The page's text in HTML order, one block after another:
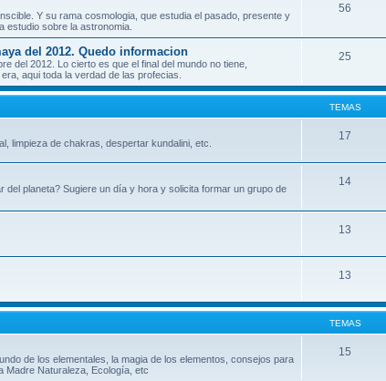
Y su rama cosmologia, que estudia el pasado, presente y
estudio sobre la astronomia.
56
del 2012. Quedo informacion
del 2012. Lo cierto es que el final del mundo no tiene,
aqui toda la verdad de las profecias.
25
TEMAS
limpieza de chakras, despertar kundalini, etc.
17
planeta? Sugiere un día y hora y solicita formar un grupo de
14
13
13
TEMAS
de los elementales, la magia de los elementos, consejos para
Naturaleza, Ecología, etc
15